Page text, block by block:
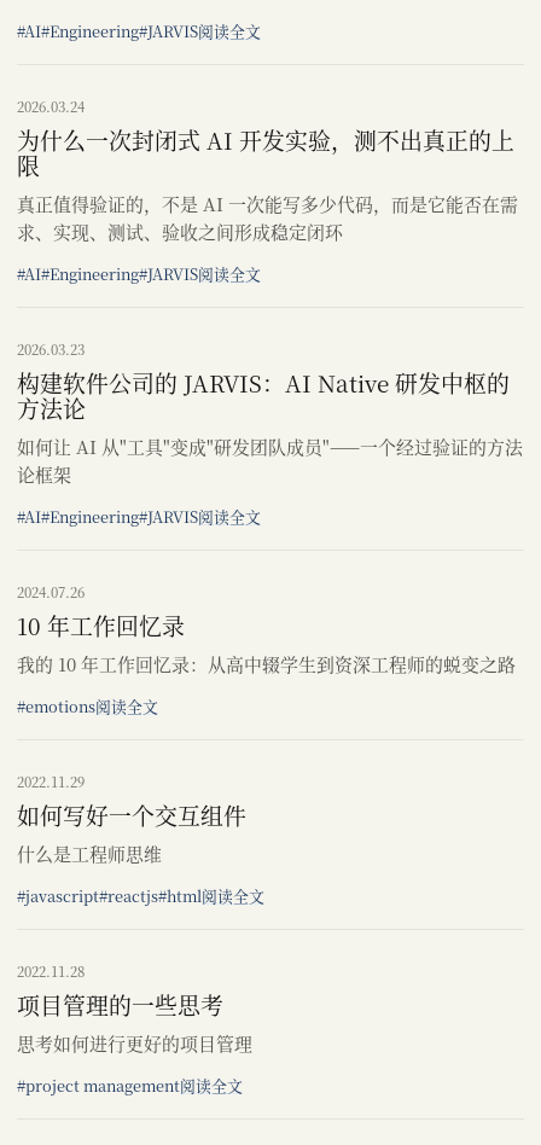
#AI#Engineering#JARVIS阅读全文
2026.03.24
为什么一次封闭式 AI 开发实验，测不出真正的上
限
真正值得验证的，不是 AI 一次能写多少代码，而是它能否在需
求、实现、测试、验收之间形成稳定闭环
#AI#Engineering#JARVIS阅读全文
2026.03.23
构建软件公司的 JARVIS：AI Native 研发中枢的
方法论
如何让 AI 从"工具"变成"研发团队成员"——一个经过验证的方法
论框架
#AI#Engineering#JARVIS阅读全文
2024.07.26
10 年工作回忆录
我的 10 年工作回忆录：从高中辍学生到资深工程师的蜕变之路
#emotions阅读全文
2022.11.29
如何写好一个交互组件
什么是工程师思维
#javascript#reactjs#html阅读全文
2022.11.28
项目管理的一些思考
思考如何进行更好的项目管理
#project management阅读全文